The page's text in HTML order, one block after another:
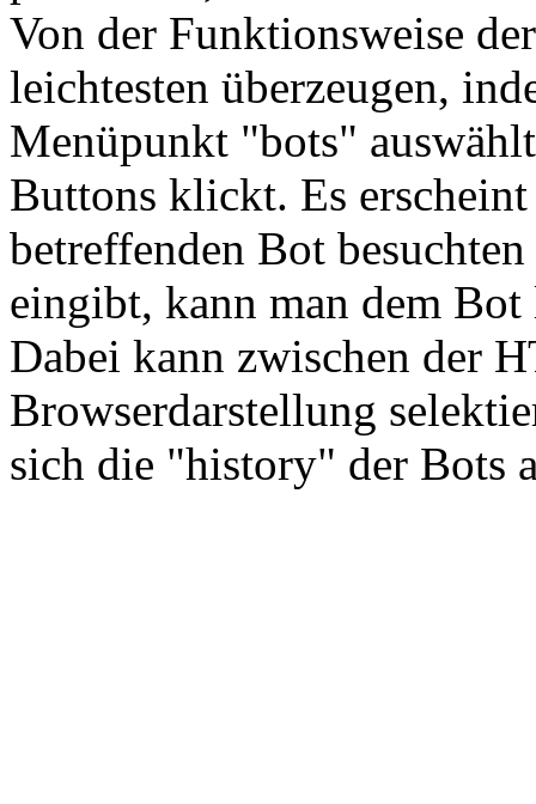
Von der Funktionsweise
leichtesten überzeugen,
Menüpunkt "bots"
Buttons klickt. Es
betreffenden Bot
eingibt, kann man dem
Dabei kann zwischen der
Browserdarstellung
sich die "history" der Bots